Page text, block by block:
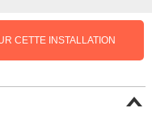
CETTE INSTALLATION